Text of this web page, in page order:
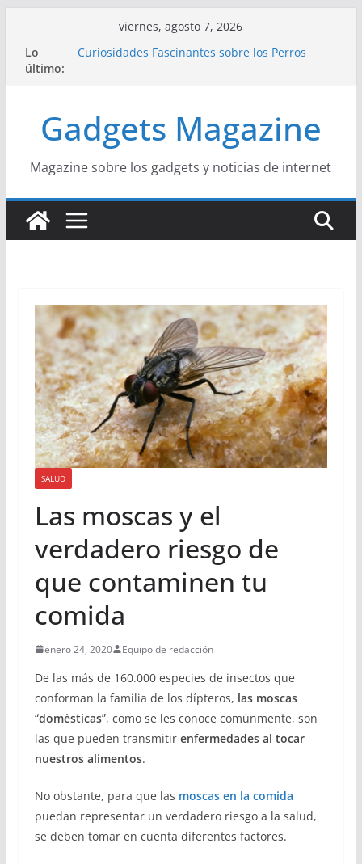
contenido
viernes, agosto 7, 2026
Lo
último:
Curiosidades Fascinantes sobre los Perros
Mediterránea
La Influencia del Streetwear en la Moda Juvenil
Actual
La Unión Europea: Una Historia Fácil de
Gadgets Magazine
Magazine sobre los gadgets y noticias de internet
SALUD
Las moscas y el
verdadero riesgo de
que contaminen tu
comida
enero 24, 2020 Equipo de redacción
De las más de 160.000 especies de insectos que
conforman la familia de los dípteros, las moscas
“domésticas”, como se les conoce comúnmente, son
las que pueden transmitir enfermedades al tocar
nuestros alimentos.
No obstante, para que las moscas en la comida
puedan representar un verdadero riesgo a la salud,
se deben tomar en cuenta diferentes factores.